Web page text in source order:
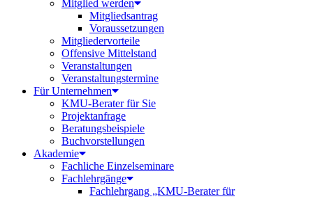
Mitglied werden
Mitgliedsantrag
Voraussetzungen
Mitgliedervorteile
Offensive Mittelstand
Veranstaltungen
Veranstaltungstermine
Für Unternehmen
KMU-Berater für Sie
Projektanfrage
Beratungsbeispiele
Buchvorstellungen
Akademie
Fachliche Einzelseminare
Fachlehrgänge
Fachlehrgang „KMU-Berater für